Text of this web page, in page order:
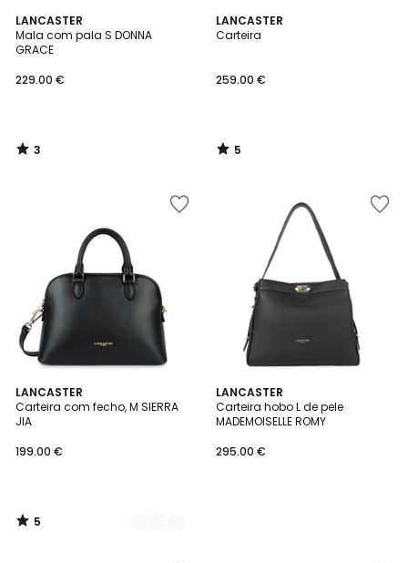
LANCASTER
Mala com pala S DONNA
GRACE
229.00 €
3
/
5
3
/
LANCASTER
Carteira
259.00 €
5
/
5
/
LANCASTER
Carteira com fecho, M SIERRA
JIA
199.00 €
5
/
5
3
Cores
5
/
LANCASTER
Carteira hobo L de pele
MADEMOISELLE ROMY
295.00 €